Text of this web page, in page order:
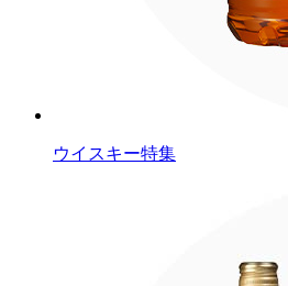
ウイスキー特集